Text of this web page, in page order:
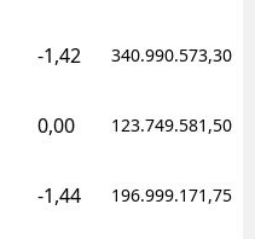
-1,42 340.990.573,30
0,00 123.749.581,50
-1,44 196.999.171,75